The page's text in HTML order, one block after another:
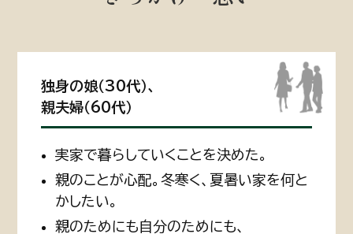
独身の娘（30代）、
親夫婦（60代）
実家で暮らしていくことを決めた。
親のことが心配。冬寒く、夏暑い家を何と
かしたい。
親のためにも自分のためにも、